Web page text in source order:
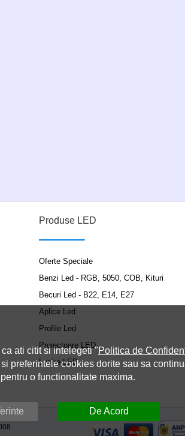
Produse LED
Oferte Speciale
Benzi Led - RGB, 5050, COB, Kituri
Becuri Led - B22, E14, E27
Aplice Led
Profile Led
Proiectoare LED
Lustre LED
ati citit si intelegeti "Politica de
preferintele cookies dorite sau sa
o functionalitate maxima.
De Acord